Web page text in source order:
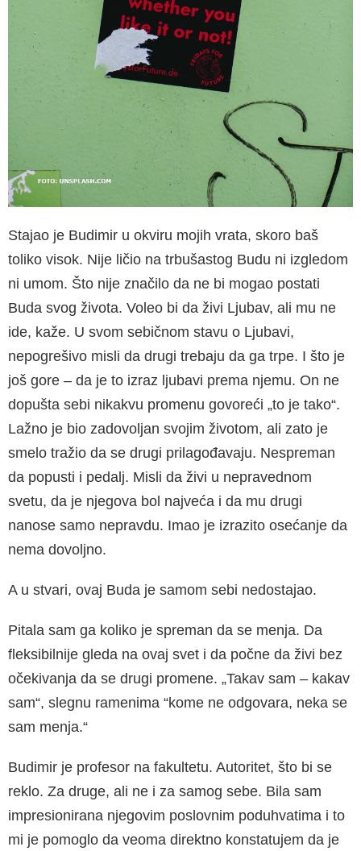
Stajao je Budimir u okviru mojih vrata, skoro baš
toliko visok. Nije ličio na trbušastog Budu ni izgledom
ni umom. Što nije značilo da ne bi mogao postati
Buda svog života. Voleo bi da živi Ljubav, ali mu ne
ide, kaže. U svom sebičnom stavu o Ljubavi,
nepogrešivo misli da drugi trebaju da ga trpe. I što je
još gore – da je to izraz ljubavi prema njemu. On ne
dopušta sebi nikakvu promenu govoreći „to je tako“.
Lažno je bio zadovoljan svojim životom, ali zato je
smelo tražio da se drugi prilagođavaju. Nespreman
da popusti i pedalj. Misli da živi u nepravednom
svetu, da je njegova bol najveća i da mu drugi
nanose samo nepravdu. Imao je izrazito osećanje da
nema dovoljno.
A u stvari, ovaj Buda je samom sebi nedostajao.
Pitala sam ga koliko je spreman da se menja. Da
fleksibilnije gleda na ovaj svet i da počne da živi bez
očekivanja da se drugi promene. „Takav sam – kakav
sam“, slegnu ramenima “kome ne odgovara, neka se
sam menja.“
Budimir je profesor na fakultetu. Autoritet, što bi se
reklo. Za druge, ali ne i za samog sebe. Bila sam
impresionirana njegovim poslovnim poduhvatima i to
mi je pomoglo da veoma direktno konstatujem da je